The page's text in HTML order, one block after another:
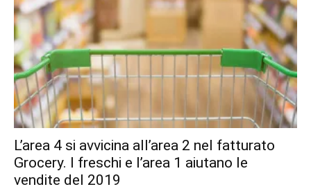
L’area 4 si avvicina all’area 2 nel fatturato
Grocery. I freschi e l’area 1 aiutano le
vendite del 2019